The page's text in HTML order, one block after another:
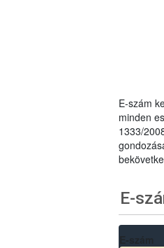
E-szám
minden
1333/
E-